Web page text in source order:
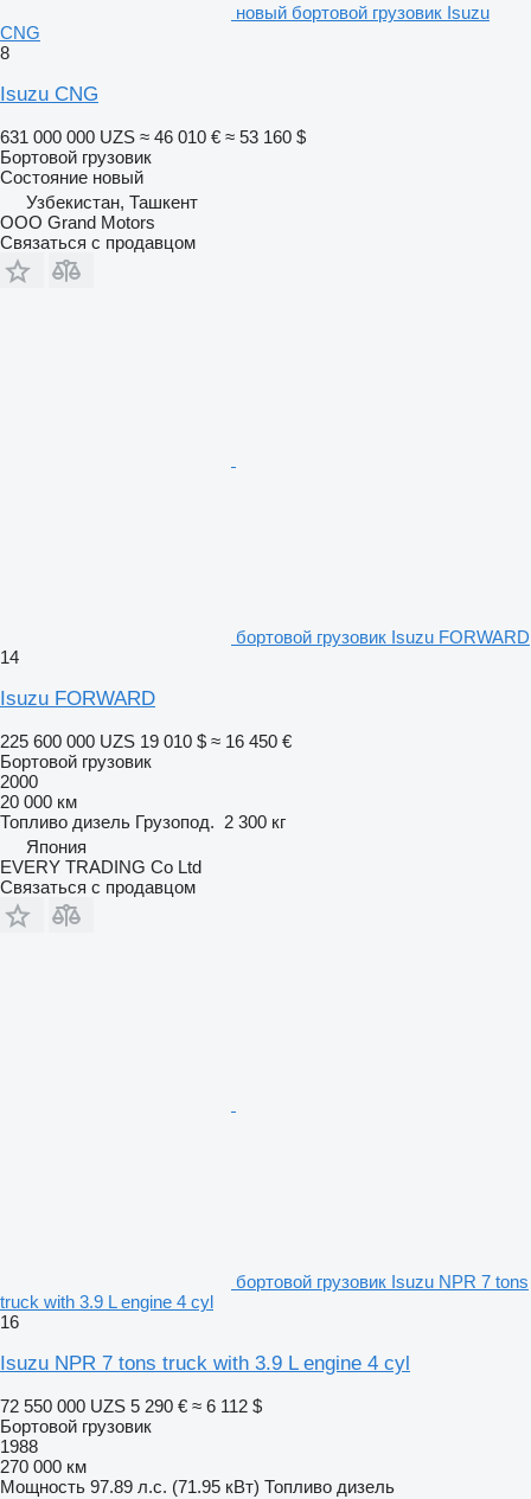
новый бортовой грузовик Isuzu
CNG
8
Isuzu CNG
631 000 000 UZS ≈ 46 010 € ≈ 53 160 $
Бортовой грузовик
Состояние новый
Узбекистан, Ташкент
OOO Grand Motors
Связаться с продавцом
бортовой грузовик Isuzu FORWARD
14
Isuzu FORWARD
225 600 000 UZS 19 010 $ ≈ 16 450 €
Бортовой грузовик
2000
20 000 км
Топливо дизель Грузопод. 2 300 кг
Япония
EVERY TRADING Co Ltd
Связаться с продавцом
бортовой грузовик Isuzu NPR 7 tons
truck with 3.9 L engine 4 cyl
16
Isuzu NPR 7 tons truck with 3.9 L engine 4 cyl
72 550 000 UZS 5 290 € ≈ 6 112 $
Бортовой грузовик
1988
270 000 км
Мощность 97.89 л.с. (71.95 кВт) Топливо дизель